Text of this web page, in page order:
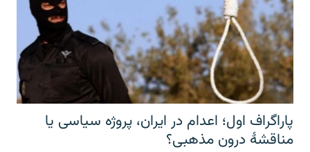
پاراگراف اول؛ اعدام در ایران، پروژه سیاسی یا
مناقشهٔ درون مذهبی؟